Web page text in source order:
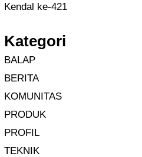
Kendal ke-421
Kategori
BALAP
BERITA
KOMUNITAS
PRODUK
PROFIL
TEKNIK